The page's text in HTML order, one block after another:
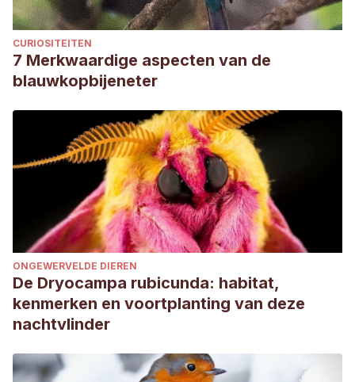
CURIOSITEITEN
7 Merkwaardige aspecten van de
blauwkopbijeneter
ONGEWERVELDE DIEREN
De Dryocampa rubicunda: habitat,
kenmerken en voortplanting van deze
nachtvlinder